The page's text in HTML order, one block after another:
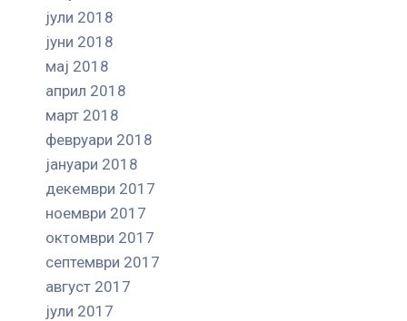
јули 2018
јуни 2018
мај 2018
април 2018
март 2018
февруари 2018
јануари 2018
декември 2017
ноември 2017
октомври 2017
септември 2017
август 2017
јули 2017